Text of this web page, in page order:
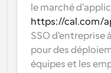
https://cal.com/
SSO d'entreprise à
pour des
équipes et les